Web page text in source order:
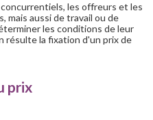
les offreurs et les
mais aussi de travail ou de
les conditions de leur
la fixation d'un prix de
prix